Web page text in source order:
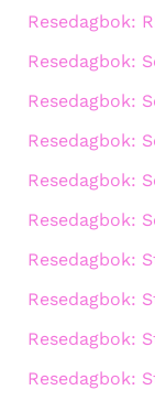
Resedagbok:
Resedagbok:
Resedagbok:
Resedagbok:
Resedagbok:
Resedagbok:
Resedagbok:
Resedagbok:
Resedagbok:
Resedagbok: